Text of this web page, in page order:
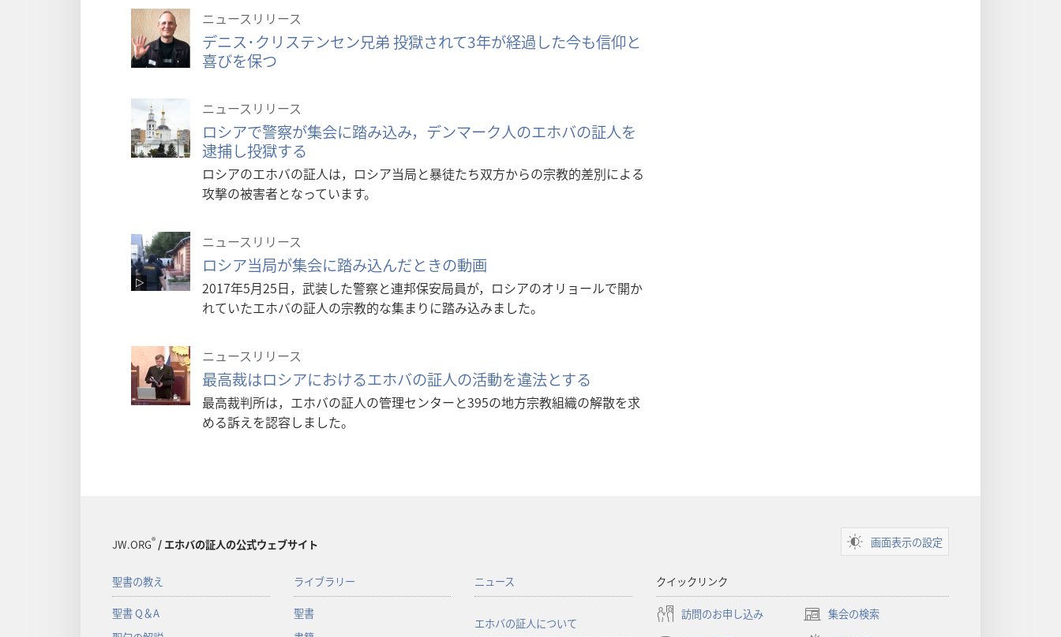
ニュースリリース
デニス･クリステンセン兄弟 投獄されて3年が経過した今も信仰と
喜びを保つ
ニュースリリース
ロシアで警察が集会に踏み込み，デンマーク人のエホバの証人を
逮捕し投獄する
ロシアのエホバの証人は，ロシア当局と暴徒たち双方からの宗教的差別による
攻撃の被害者となっています。
ニュースリリース
ロシア当局が集会に踏み込んだときの動画
2017年5月25日，武装した警察と連邦保安局員が，ロシアのオリョールで開か
れていたエホバの証人の宗教的な集まりに踏み込みました。
ニュースリリース
最高裁はロシアにおけるエホバの証人の活動を違法とする
最高裁判所は，エホバの証人の管理センターと395の地方宗教組織の解散を求
める訴えを認容しました。
JW.ORG® / エホバの証人の公式ウェブサイト 画面表示の設定
聖書の教え
聖書 Q＆A
ライブラリー
聖書
ニュース
エホバの証人について
クイックリンク
訪問のお申し込み 集会の検索
（新